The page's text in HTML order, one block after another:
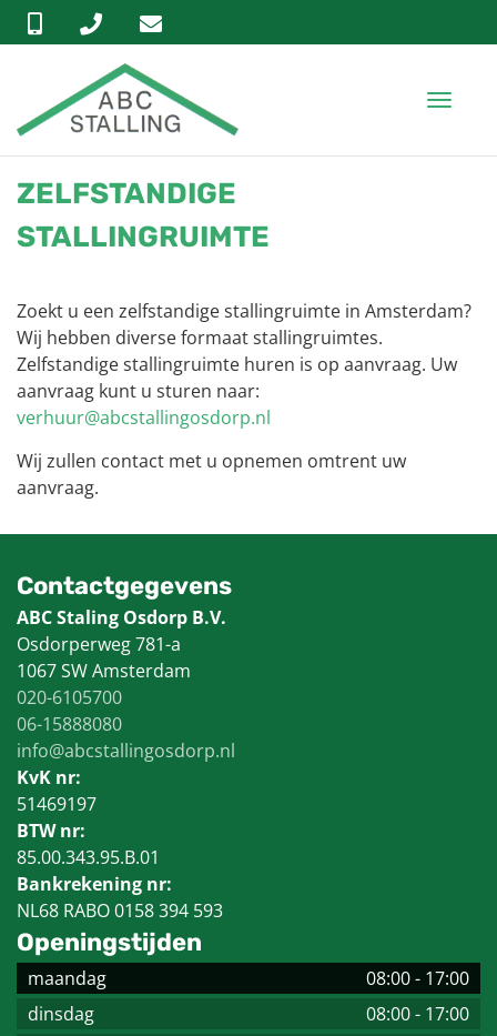
T
g
i
a
ZELFSTANDIGE
STALLINGRUIMTE
Zoekt u een zelfstandige stallingruimte in Amsterdam?
Wij hebben diverse formaat stallingruimtes.
Zelfstandige stallingruimte huren is op aanvraag. Uw
aanvraag kunt u sturen naar:
verhuur@abcstallingosdorp.nl
Wij zullen contact met u opnemen omtrent uw
aanvraag.
Contactgegevens
ABC Staling Osdorp B.V.
Osdorperweg 781-a
1067 SW Amsterdam
020-6105700
06-15888080
info@abcstallingosdorp.nl
KvK nr:
51469197
BTW nr:
85.00.343.95.B.01
Bankrekening nr:
NL68 RABO 0158 394 593
Openingstijden
maandag 08:00- 17:00
dinsdag
08:00- 17:00